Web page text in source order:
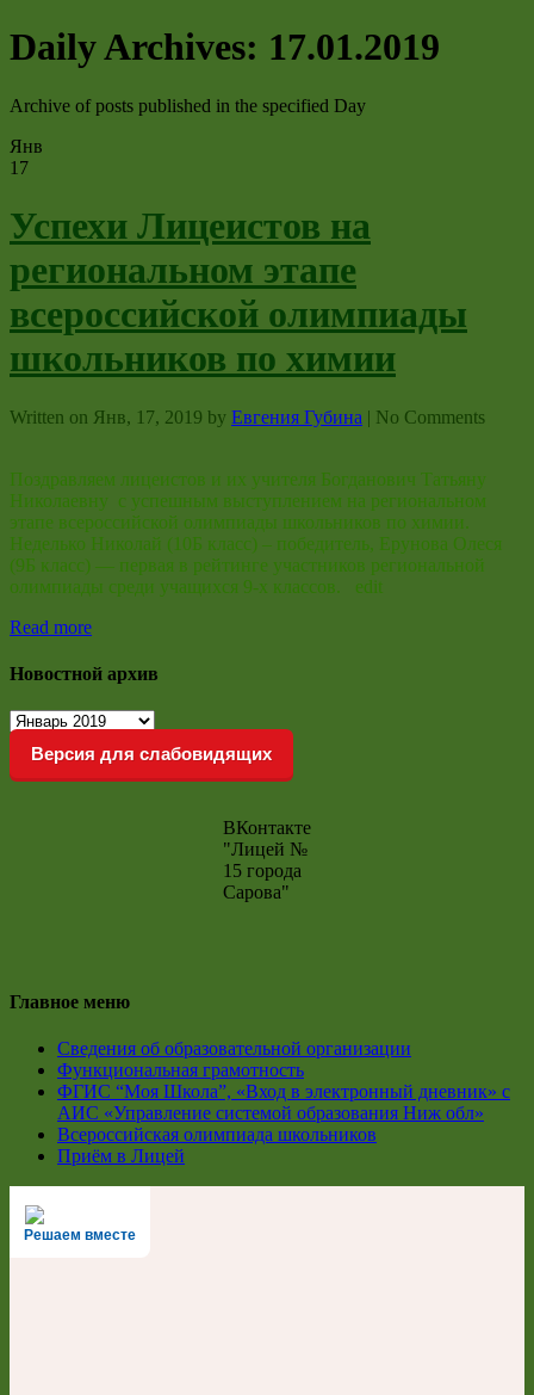
Daily Archives: 17.01.2019
Archive of posts published in the specified Day
Янв
17
Успехи Лицеистов на
региональном этапе
всероссийской олимпиады
школьников по химии
Written on Янв, 17, 2019 by Евгения Губина | No Comments
Поздравляем лицеистов и их учителя Богданович Татьяну
Николаевну с успешным выступлением на региональном
этапе всероссийской олимпиады школьников по химии.
Неделько Николай (10Б класс) – победитель, Ерунова Олеся
(9Б класс) — первая в рейтинге участников региональной
олимпиады среди учащихся 9-х классов. edit
Read more
Новостной архив
Новостной
архив
Версия для слабовидящих
ВКонтакте
"Лицей №
15 города
Сарова"
Главное меню
Сведения об образовательной организации
Функциональная грамотность
ФГИС “Моя Школа”, «Вход в электронный дневник» с
АИС «Управление системой образования Ниж обл»
Всероссийская олимпиада школьников
Приём в Лицей
Решаем вместе